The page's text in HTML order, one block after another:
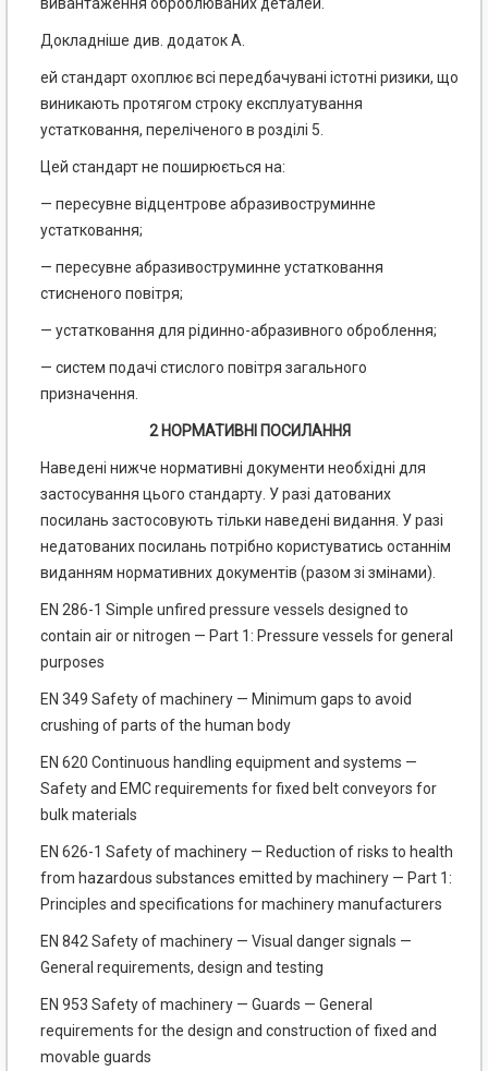
вивантаження оброблюваних деталей.
Докладніше див. додаток А.
ей стандарт охоплює всі передбачувані істотні ризики, що
виникають протягом строку експлуатування
устатковання, переліченого в розділі 5.
Цей стандарт не поширюється на:
— пересувне відцентрове абразивоструминне
устатковання;
— пересувне абразивоструминне устатковання
стисненого повітря;
— устатковання для рідинно-абразивного оброблення;
— систем подачі стислого повітря загального
призначення.
2 НОРМАТИВНІ ПОСИЛАННЯ
Наведені нижче нормативні документи необхідні для
застосування цього стандарту. У разі датованих
посилань застосовують тільки наведені видання. У разі
недатованих посилань потрібно користуватись останнім
виданням нормативних документів (разом зі змінами).
EN 286-1 Simple unfired pressure vessels designed to
contain air or nitrogen — Part 1: Pressure vessels for general
purposes
EN 349 Safety of machinery — Minimum gaps to avoid
crushing of parts of the human body
EN 620 Continuous handling equipment and systems —
Safety and EMC requirements for fixed belt conveyors for
bulk materials
EN 626-1 Safety of machinery — Reduction of risks to health
from hazardous substances emitted by machinery — Part 1:
Principles and specifications for machinery manufacturers
EN 842 Safety of machinery — Visual danger signals —
General requirements, design and testing
EN 953 Safety of machinery — Guards — General
requirements for the design and construction of fixed and
movable guards